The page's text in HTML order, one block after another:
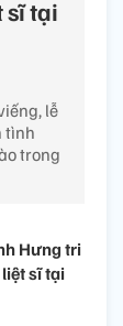
sĩ tại
lễ
tình
trong
Hưng tri
sĩ tại